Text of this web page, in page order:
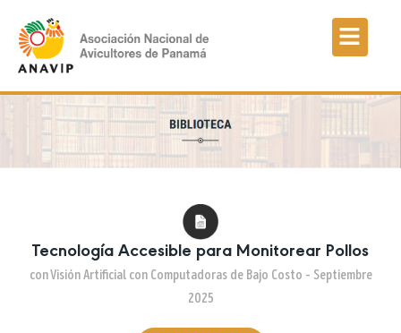
Tecnología Accesible para Monitorear Pollos
con Visión Artificial con Computadoras de Bajo Costo – Septiembre
2025